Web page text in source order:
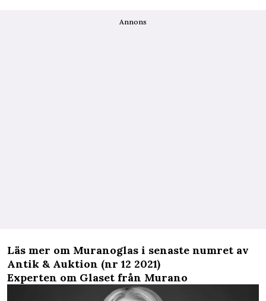
Annons
Läs mer om Muranoglas i senaste numret av
Antik & Auktion (nr 12 2021)
Experten om Glaset från Murano